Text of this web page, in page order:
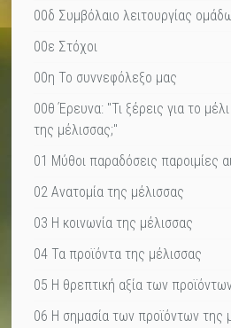
00δ Συμβόλαιο λειτουργίας
00ε Στόχοι
00η Το συννεφόλεξο μας
00θ Έρευνα: "Τι ξέρεις για το
της μέλισσας;"
01 Μύθοι παραδόσεις παροιμίες
02 Ανατομία της μέλισσας
03 Η κοινωνία της μέλισσας
04 Τα προϊόντα της μέλισσας
05 Η θρεπτική αξία των
06 Η σημασία των προϊόντων της